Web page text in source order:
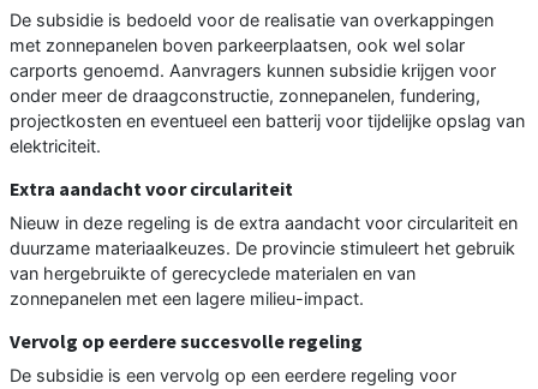
De subsidie is bedoeld voor de realisatie van overkappingen
met zonnepanelen boven parkeerplaatsen, ook wel solar
carports genoemd. Aanvragers kunnen subsidie krijgen voor
onder meer de draagconstructie, zonnepanelen, fundering,
projectkosten en eventueel een batterij voor tijdelijke opslag van
elektriciteit.
Extra aandacht voor circulariteit
Nieuw in deze regeling is de extra aandacht voor circulariteit en
duurzame materiaalkeuzes. De provincie stimuleert het gebruik
van hergebruikte of gerecyclede materialen en van
zonnepanelen met een lagere milieu-impact.
Vervolg op eerdere succesvolle regeling
De subsidie is een vervolg op een eerdere regeling voor